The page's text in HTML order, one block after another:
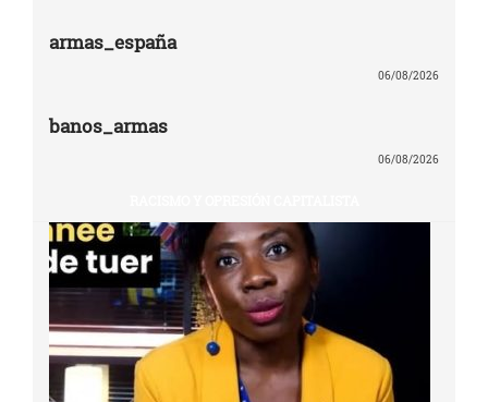
armas_españa
06/08/2026
banos_armas
06/08/2026